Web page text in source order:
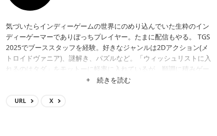
気づいたらインディーゲームの世界にのめり込んでいた生粋のイン
ディーゲーマーでありぼっちプレイヤー。たまに配信もやる。 TGS
2025でブーススタッフを経験。好きなジャンルは2Dアクション(メ
トロイドヴァニア)、謎解き、パズルなど。「ウィッシュリストに入
れるのはタダ」をモットーに軽率に入れているが、順調に積みゲー
+ 続きを読む
URL X